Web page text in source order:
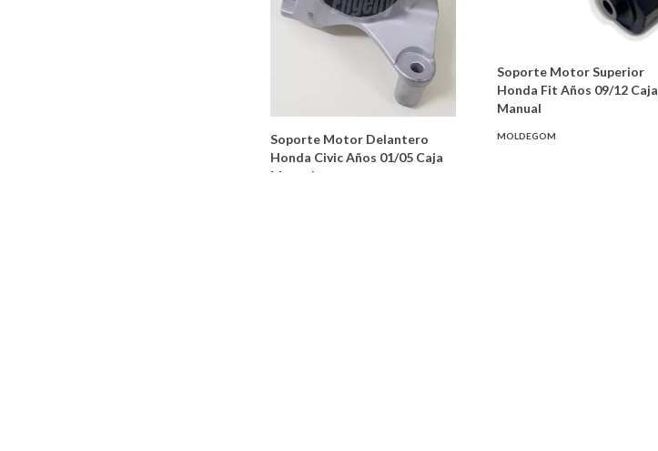
Soporte Motor Delantero
Honda Civic Años 01/05 Caja
Manual
Soporte Motor Superior
Honda Fit Años 09/12 Caja
Manual
MOLDEGOM